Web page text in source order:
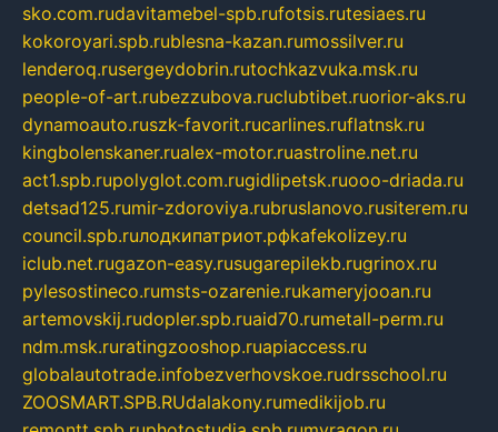
sko.com.rudavitamebel-spb.rufotsis.rutesiaes.ru
kokoroyari.spb.rublesna-kazan.rumossilver.ru
lenderoq.rusergeydobrin.rutochkazvuka.msk.ru
people-of-art.rubezzubova.ruclubtibet.ruorior-aks.ru
dynamoauto.ruszk-favorit.rucarlines.ruflatnsk.ru
kingbolenskaner.rualex-motor.ruastroline.net.ru
act1.spb.rupolyglot.com.rugidlipetsk.ruooo-driada.ru
detsad125.rumir-zdoroviya.rubruslanovo.rusiterem.ru
council.spb.ruлодкипатриот.рфkafekolizey.ru
iclub.net.rugazon-easy.rusugarepilekb.rugrinox.ru
pylesostineco.rumsts-ozarenie.rukameryjooan.ru
artemovskij.rudopler.spb.ruaid70.rumetall-perm.ru
ndm.msk.ruratingzooshop.ruapiaccess.ru
globalautotrade.infobezverhovskoe.rudrsschool.ru
ZOOSMART.SPB.RUdalakony.rumedikijob.ru